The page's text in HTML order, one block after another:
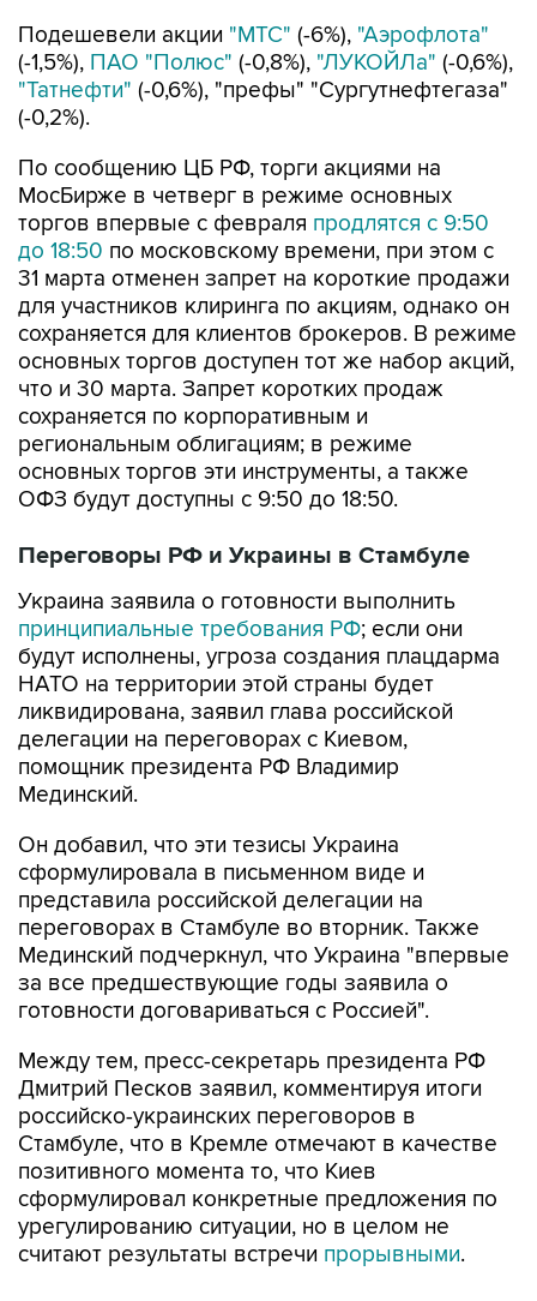
Подешевели акции "МТС" (-6%), "Аэрофлота"
(-1,5%), ПАО "Полюс" (-0,8%), "ЛУКОЙЛа" (-0,6%),
"Татнефти" (-0,6%), "префы" "Сургутнефтегаза"
(-0,2%).
По сообщению ЦБ РФ, торги акциями на
МосБирже в четверг в режиме основных
торгов впервые с февраля продлятся с 9:50
до 18:50 по московскому времени, при этом с
31 марта отменен запрет на короткие продажи
для участников клиринга по акциям, однако он
сохраняется для клиентов брокеров. В режиме
основных торгов доступен тот же набор акций,
что и 30 марта. Запрет коротких продаж
сохраняется по корпоративным и
региональным облигациям; в режиме
основных торгов эти инструменты, а также
ОФЗ будут доступны с 9:50 до 18:50.
Переговоры РФ и Украины в Стамбуле
Украина заявила о готовности выполнить
принципиальные требования РФ; если они
будут исполнены, угроза создания плацдарма
НАТО на территории этой страны будет
ликвидирована, заявил глава российской
делегации на переговорах с Киевом,
помощник президента РФ Владимир
Мединский.
Он добавил, что эти тезисы Украина
сформулировала в письменном виде и
представила российской делегации на
переговорах в Стамбуле во вторник. Также
Мединский подчеркнул, что Украина "впервые
за все предшествующие годы заявила о
готовности договариваться с Россией".
Между тем, пресс-секретарь президента РФ
Дмитрий Песков заявил, комментируя итоги
российско-украинских переговоров в
Стамбуле, что в Кремле отмечают в качестве
позитивного момента то, что Киев
сформулировал конкретные предложения по
урегулированию ситуации, но в целом не
считают результаты встречи прорывными.